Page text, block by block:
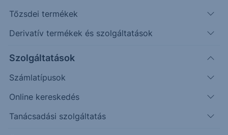
Tőzsdei termékek
Derivatív termékek és szolgáltatások
Szolgáltatások
Számlatípusok
Online kereskedés
Tanácsadási szolgáltatás